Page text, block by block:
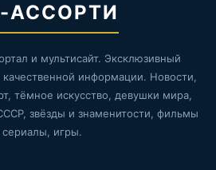
АССОРТИ
и мультисайт. Эксклюзивный
информации. Новости,
тёмное искусство, девушки мира,
звёзды и знаменитости, фильмы
сериалы, игры.